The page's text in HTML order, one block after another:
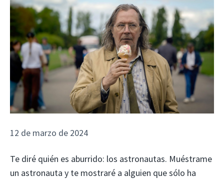
12 de marzo de 2024
Te diré quién es aburrido: los astronautas. Muéstrame
un astronauta y te mostraré a alguien que sólo ha